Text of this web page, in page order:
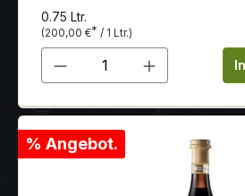
0.75 Ltr.
(200,00 €* / 1 Ltr.)
Produkt Anzahl:
% Angebot.